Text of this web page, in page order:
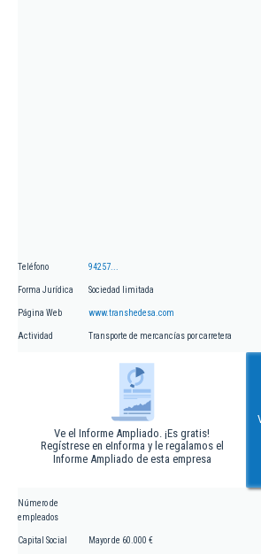
Teléfono 94257...
Forma Jurídica Sociedad limitada
Página Web www.transhedesa.com
Actividad Transporte de mercancías por carretera
Ve el Informe Ampliado. ¡Es gratis!
Regístrese en eInforma y le regalamos el
Informe Ampliado de esta empresa
Número de
empleados
Capital Social Mayor de 60.000 €